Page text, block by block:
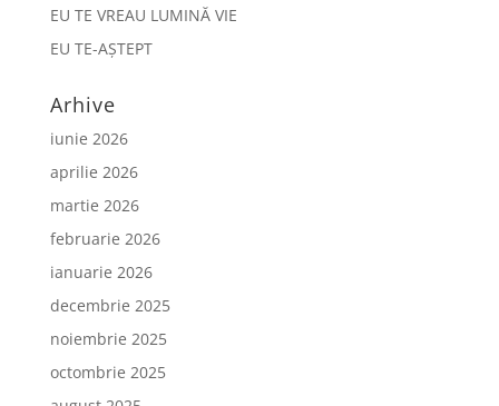
EU TE VREAU LUMINĂ VIE
EU TE-AȘTEPT
Arhive
iunie 2026
aprilie 2026
martie 2026
februarie 2026
ianuarie 2026
decembrie 2025
noiembrie 2025
octombrie 2025